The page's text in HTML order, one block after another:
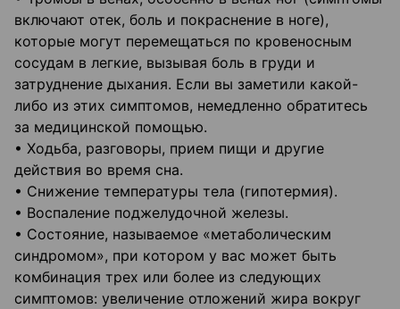
включают отек, боль и покраснение в ноге),
которые могут перемещаться по кровеносным
сосудам в легкие, вызывая боль в груди и
затруднение дыхания. Если вы заметили какой-
либо из этих симптомов, немедленно обратитесь
за медицинской помощью.
• Ходьба, разговоры, прием пищи и другие
действия во время сна.
• Снижение температуры тела (гипотермия).
• Воспаление поджелудочной железы.
• Состояние, называемое «метаболическим
синдромом», при котором у вас может быть
комбинация трех или более из следующих
симптомов: увеличение отложений жира вокруг